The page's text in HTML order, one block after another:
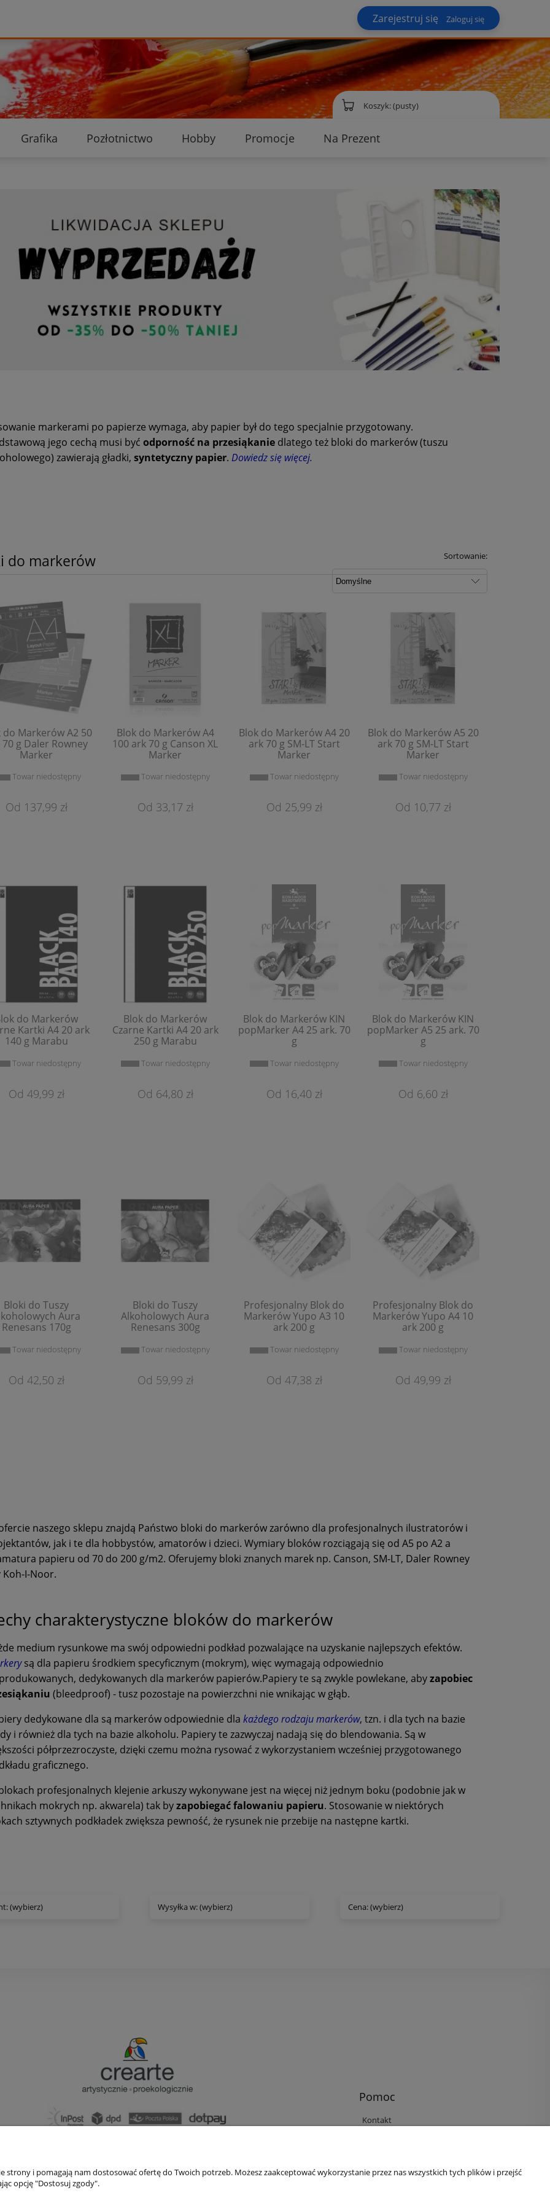
Zarejestruj się Zaloguj się
Koszyk:(pusty)
Grafika Pozłotnictwo Hobby Promocje
Na Prezent
Suche Renesans
1,20 zł
Do Koszyka
Pastele Olejne Renesans
0,79 zł
Do Koszyka
Pędzel Syntetyczny
RestauroHouse Seria 708
(Płaskie)
4,46 zł
markerami po papierze wymaga, aby papier był do tego specjalnie przygotowany.
jego cechą musi być odporność na przesiąkanie dlatego też bloki do markerów (tuszu
zawierają gładki, syntetyczny papier. Dowiedz się więcej.
do markerów Sortowanie:
do Markerów A2 50
g Daler Rowney
Marker
Towar niedostępny
137,99 zł
Blok do Markerów A4
100 ark 70 g Canson XL
Marker
Towar niedostępny
33,17 zł
Blok do Markerów A4 20
ark 70 g SM-LT Start
Marker
Towar niedostępny
25,99 zł
Blok do Markerów A5 20
ark 70 g SM-LT Start
Marker
Towar niedostępny
10,77 zł
do Markerów
Kartki A4 20 ark
140 g Marabu
Towar niedostępny
49,99 zł
Blok do Markerów
Czarne Kartki A4 20 ark
250 g Marabu
Towar niedostępny
64,80 zł
Blok do Markerów KIN
popMarker A4 25 ark. 70
g
Towar niedostępny
16,40 zł
Blok do Markerów KIN
popMarker A5 25 ark. 70
g
Towar niedostępny
6,60 zł
Bloki do Tuszy
Aura
Renesans 170g
Towar niedostępny
42,50 zł
Bloki do Tuszy
Alkoholowych Aura
Renesans 300g
Towar niedostępny
59,99 zł
Profesjonalny Blok do
Markerów Yupo A3 10
ark 200 g
Towar niedostępny
47,38 zł
Profesjonalny Blok do
Markerów Yupo A4 10
ark 200 g
Towar niedostępny
49,99 zł
naszego sklepu znajdą Państwo bloki do markerów zarówno dla profesjonalnych ilustratorów i
jak i te dla hobbystów, amatorów i dzieci. Wymiary bloków rozciągają się od A5 po A2 a
papieru od 70 do 200 g/m2. Oferujemy bloki znanych marek np. Canson, SM-LT, Daler Rowney
Koh-I-Noor.
charakterystyczne bloków do markerów
medium rysunkowe ma swój odpowiedni podkład pozwalające na uzyskanie najlepszych efektów.
są dla papieru środkiem specyficznym (mokrym), więc wymagają odpowiednio
dedykowanych dla markerów papierów.Papiery te są zwykle powlekane, abyzapobiec
(bleedproof) - tusz pozostaje na powierzchni nie wnikając w głąb.
dedykowane dla są markerów odpowiednie dla każdego rodzaju markerów, tzn. i dla tych na bazie
i również dla tych na bazie alkoholu. Papiery te zazwyczaj nadają się do blendowania. Są w
półprzezroczyste, dzięki czemu można rysować z wykorzystaniem wcześniej przygotowanego
graficznego.
profesjonalnych klejenie arkuszy wykonywane jest na więcej niż jednym boku (podobnie jak w
mokrych np. akwarela) tak byzapobiegać falowaniu papieru. Stosowanie w niektórych
sztywnych podkładek zwiększa pewność, że rysunek nie przebije na następne kartki.
(wybierz) Wysyłka w: (wybierz) Cena: (wybierz)
Pomoc
Kontakt
Ustawienia plików cookies
tel.:733 012 789
strony i pomagają nam dostosować ofertę do Twoich potrzeb. Możesz zaakceptować wykorzystanie przez nas wszystkich tych plików i przejść
opcję "Dostosuj zgody".